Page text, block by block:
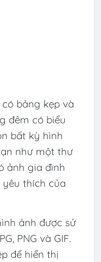
bảng kẹp và
đêm có biểu
bất kỳ hình
như một thư
ảnh gia đình
thích của
ảnh được sử
PNG và GIF.
để hiển thị